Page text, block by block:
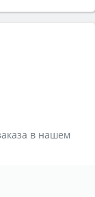
в нашем